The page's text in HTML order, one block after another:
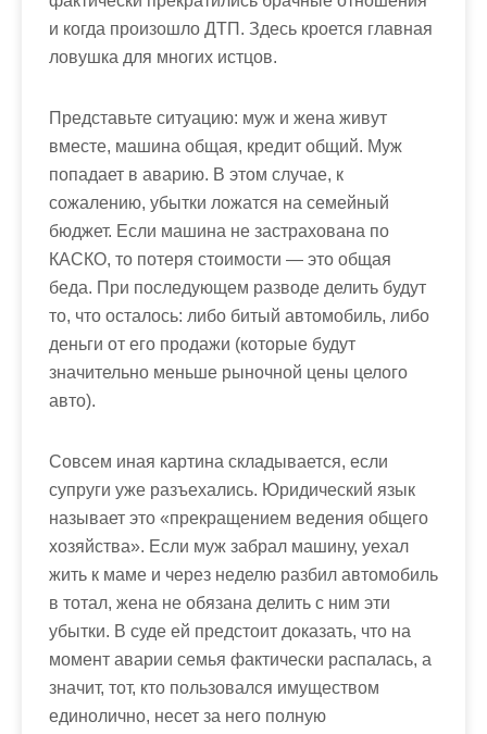
и когда произошло ДТП. Здесь кроется главная
ловушка для многих истцов.
Представьте ситуацию: муж и жена живут
вместе, машина общая, кредит общий. Муж
попадает в аварию. В этом случае, к
сожалению, убытки ложатся на семейный
бюджет. Если машина не застрахована по
КАСКО, то потеря стоимости — это общая
беда. При последующем разводе делить будут
то, что осталось: либо битый автомобиль, либо
деньги от его продажи (которые будут
значительно меньше рыночной цены целого
авто).
Совсем иная картина складывается, если
супруги уже разъехались. Юридический язык
называет это «прекращением ведения общего
хозяйства». Если муж забрал машину, уехал
жить к маме и через неделю разбил автомобиль
в тотал, жена не обязана делить с ним эти
убытки. В суде ей предстоит доказать, что на
момент аварии семья фактически распалась, а
значит, тот, кто пользовался имуществом
единолично, несет за него полную